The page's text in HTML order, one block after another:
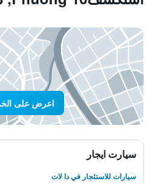
اعرض على
سيارت ايجار
سيارات للاستئجار في دا لات